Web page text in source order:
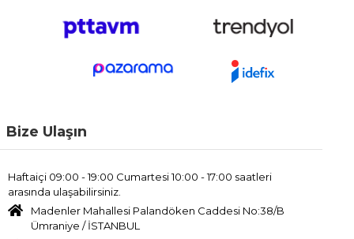
Bize Ulaşın
Haftaiçi 09:00 - 19:00 Cumartesi 10:00 - 17:00 saatleri
arasında ulaşabilirsiniz.
Madenler Mahallesi Palandöken Caddesi No:38/B
Ümraniye / İSTANBUL